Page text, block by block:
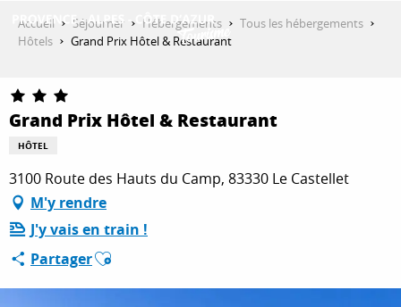
DÉCOUVRIR
QUE FAIRE ?
SÉJOURNER
ESPACE PRO
Accueil Séjourner Hébergements
Tous les hébergements
Hôtels
Grand Prix Hôtel & Restaurant
Grand Prix Hôtel & Restaurant
HÔTEL
3100 Route des Hauts du Camp, 83330 Le Castellet
M'y rendre
J'y vais en train !
PartagerAjouter aux favoris